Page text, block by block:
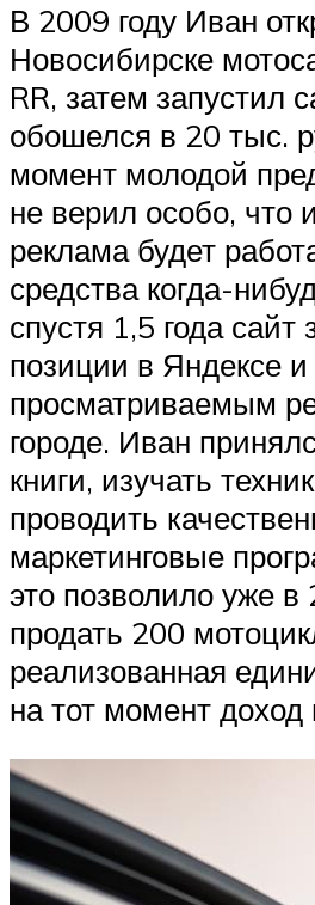
В 2009 году Иван
Новосибирске
RR, затем запустил
обошелся в 20 тыс.
момент молодой
не верил особо, что
реклама будет
средства когда-
спустя 1,5 года
позиции в Яндексе
просматриваемым
городе. Иван
книги, изучать
проводить
маркетинговые
это позволило уже в
продать 200
реализованная
на тот момент